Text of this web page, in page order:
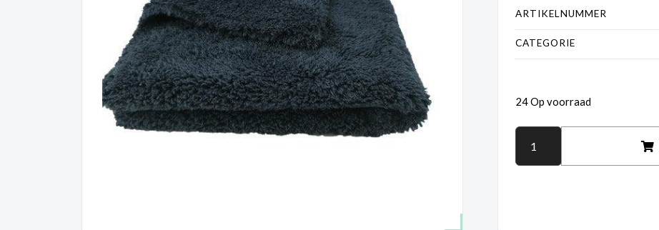
ARTIKELNUMMER
CATEGORIE
24 Op voorraad